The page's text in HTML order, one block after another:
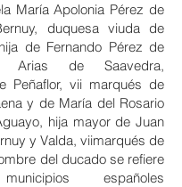
María Apolonia Pérez de
, duquesa viuda de
de Fernando Pérez de
Arias de Saavedra,
Peñaflor, vii marqués de
y de María del Rosario
hija mayor de Juan
y Valda, viimarqués de
del ducado se refiere
españoles